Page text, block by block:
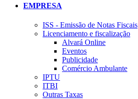
EMPRESA
ISS - Emissão de Notas Fiscais
Licenciamento e fiscalização
Alvará Online
Eventos
Publicidade
Comércio Ambulante
IPTU
ITBI
Outras Taxas